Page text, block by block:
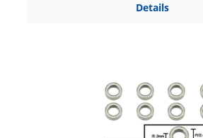
Details